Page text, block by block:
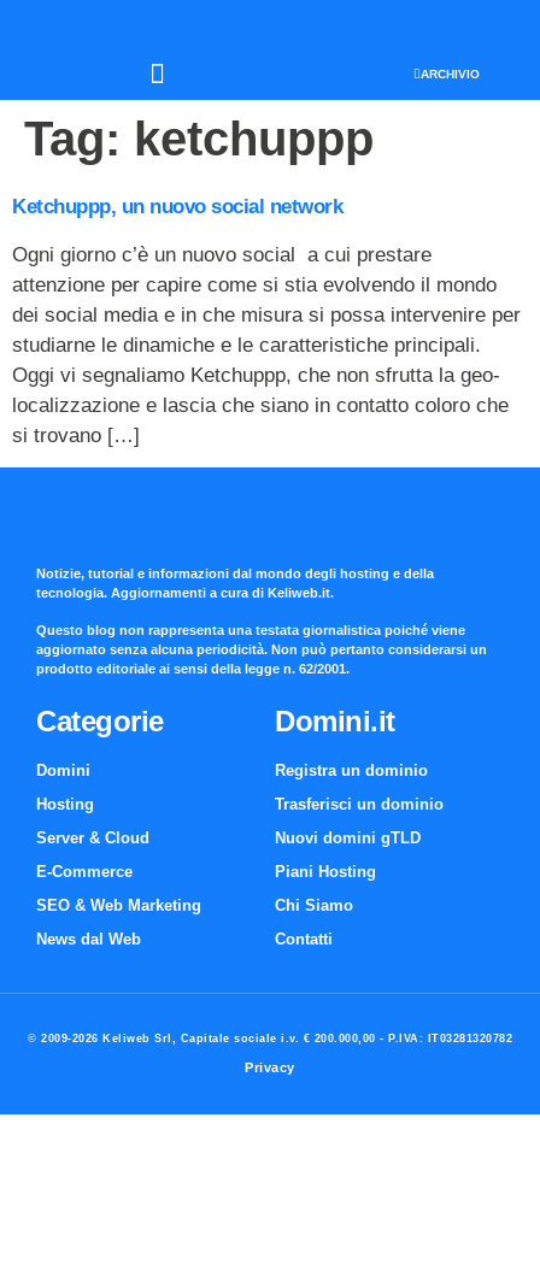
ARCHIVIO
Tag: ketchuppp
Ketchuppp, un nuovo social network
Ogni giorno c’è un nuovo social a cui prestare
attenzione per capire come si stia evolvendo il mondo
dei social media e in che misura si possa intervenire per
studiarne le dinamiche e le caratteristiche principali.
Oggi vi segnaliamo Ketchuppp, che non sfrutta la geo-
localizzazione e lascia che siano in contatto coloro che
si trovano […]
Notizie, tutorial e informazioni dal mondo degli hosting e della
tecnologia. Aggiornamenti a cura di Keliweb.it.
Questo blog non rappresenta una testata giornalistica poiché viene
aggiornato senza alcuna periodicità. Non può pertanto considerarsi un
prodotto editoriale ai sensi della legge n. 62/2001.
Categorie
Domini
Hosting
Server & Cloud
E-Commerce
SEO & Web Marketing
News dal Web
Domini.it
Registra un dominio
Trasferisci un dominio
Nuovi domini gTLD
Piani Hosting
Chi Siamo
Contatti
© 2009-2026 Keliweb Srl, Capitale sociale i.v. € 200.000,00 - P.IVA: IT03281320782
Privacy